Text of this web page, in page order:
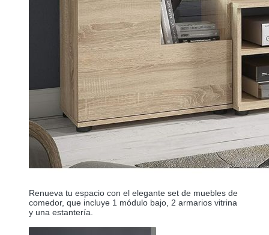
Renueva tu espacio con el elegante set de muebles de
comedor, que incluye 1 módulo bajo, 2 armarios vitrina
y una estantería.